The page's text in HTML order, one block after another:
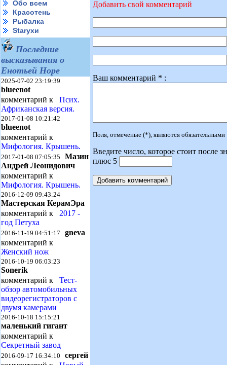
Обо всем
Красотень
Рыбалка
Starухи
Последние
высказывания о
Енотьей Норе
2025-07-02 23:19:39
blueenot
комментарий к Псих.
Африканская версия.
2017-01-08 10:21:42
blueenot
комментарий к
Мифология. Крышень.
2017-01-08 07:05:35 Мазин
Андрей Леонидович
комментарий к
Мифология. Крышень.
2016-12-09 09:43:24
Мастерская КерамЭра
комментарий к 2017 -
год Петуха
2016-11-19 04:51:17 gneva
комментарий к
Женский нож
2016-10-19 06:03:23
Sonerik
комментарий к Тест-
обзор автомобильных
видеорегистраторов с
двумя камерами
2016-10-18 15:15:21
маленький гигант
комментарий к
Секретный завод
2016-09-17 16:34:10 сергей
Добавить свой комментарий
Ваш комментарий * :
Поля, отмеченые (*), являются обязательными
Введите число, которое стоит после
плюс 5